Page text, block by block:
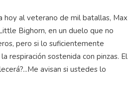
hoy al veterano de mil batallas, Max
Bighorn, en un duelo que no
pero si lo suficientemente
respiración sostenida con pinzas. El
avisan si ustedes lo